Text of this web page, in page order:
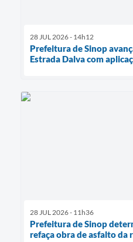
28 JUL 2026 - 14h12
Prefeitura de Sinop
Estrada Dalva com
28 JUL 2026 - 11h36
Prefeitura de Sinop
refaça obra de asfalto